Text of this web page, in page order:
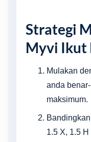
Strategi
Myvi Ikut
Mulakan
anda
maksimum.
1.5 X, 1.5 H